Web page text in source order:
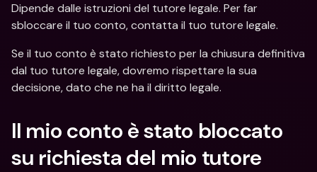
Dipende dalle istruzioni del tutore legale. Per far
sbloccare il tuo conto, contatta il tuo tutore legale.
Se il tuo conto è stato richiesto per la chiusura definitiva
dal tuo tutore legale, dovremo rispettare la sua
decisione, dato che ne ha il diritto legale.
Il mio conto è stato bloccato
su richiesta del mio tutore